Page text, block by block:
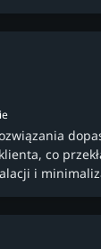
co
i